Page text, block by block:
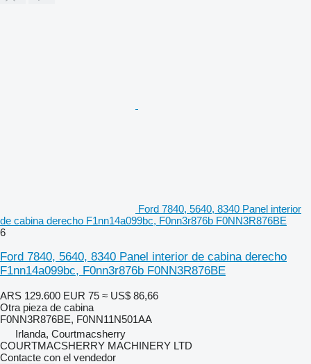
Ford 7840, 5640, 8340 Panel interior
de cabina derecho F1nn14a099bc, F0nn3r876b F0NN3R876BE
6
Ford 7840, 5640, 8340 Panel interior de cabina derecho
F1nn14a099bc, F0nn3r876b F0NN3R876BE
ARS 129.600 EUR 75 ≈ US$ 86,66
Otra pieza de cabina
F0NN3R876BE, F0NN11N501AA
Irlanda, Courtmacsherry
COURTMACSHERRY MACHINERY LTD
Contacte con el vendedor